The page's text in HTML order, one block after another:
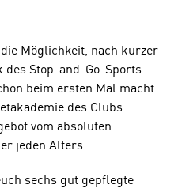
Möglichkeit, nach kurzer
Stop-and-Go-Sports
beim ersten Mal macht
des Clubs
vom absoluten
jeden Alters.
sechs gut gepflegte